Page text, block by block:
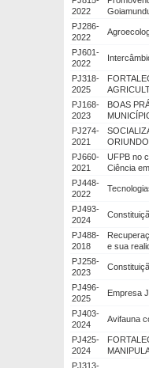
2022
PJ286-
2022
PJ601-
2022
PJ318-
2025
PJ168-
2023
BOAS
PJ274-
2021
PJ660-
2021
UFPB no
Ciência
PJ448-
2022
PJ493-
2024
PJ488-
2018
e sua
PJ258-
2023
PJ496-
2025
Empresa
PJ403-
2024
Avifauna
PJ425-
2024
PJ313-